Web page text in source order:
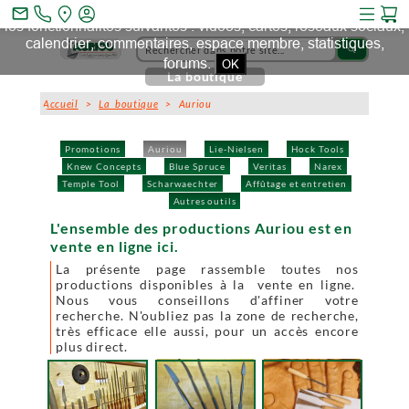
search
Promotions Auriou Lie-Nielsen
Hock Tools
Knew Concepts
Blue Spruce Veritas
Narex
Temple Tool
Scharwaechter
Affûtage et entretien
Autres outils
La boutique
Accueil >La boutique > Auriou
L'ensemble des productions Auriou est en
vente en ligne ici.
La présente page rassemble toutes nos
productions disponibles à la vente en ligne.
Nous vous conseillons d'affiner votre
recherche. N'oubliez pas la zone de recherche,
très efficace elle aussi, pour un accès encore
plus direct.
mail_outline
Ce site et des sites tiers qu'il utilise collectent des cookies pour
les fonctionnalités suivantes : vidéos, cartes, réseaux sociaux,
calendrier, commentaires, espace membre, statistiques,
forums. OK